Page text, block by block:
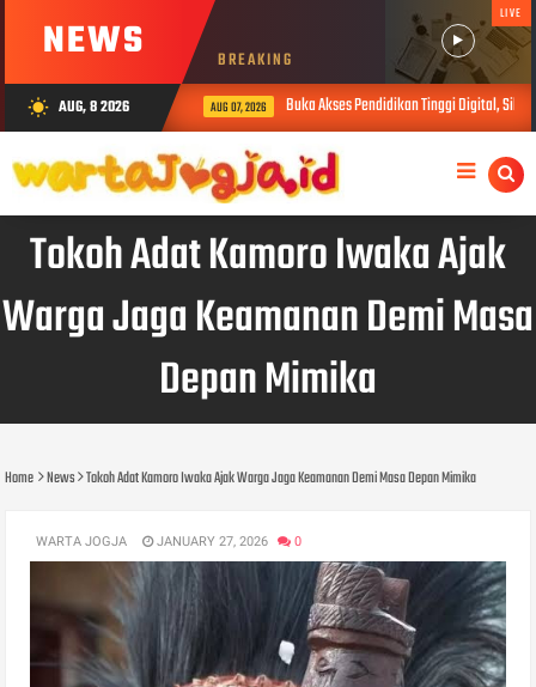
NEWS BREAKING
LIVE
wb_sunny AUG, 8 2026 AUG 07, 2026 Buka Akses Pendidikan Tinggi Digital, SiberMu
Tokoh Adat Kamoro Iwaka Ajak
Warga Jaga Keamanan Demi Masa
Depan Mimika
Home News Tokoh Adat Kamoro Iwaka Ajak Warga Jaga Keamanan Demi Masa Depan Mimika
WARTA JOGJA JANUARY 27, 2026 0